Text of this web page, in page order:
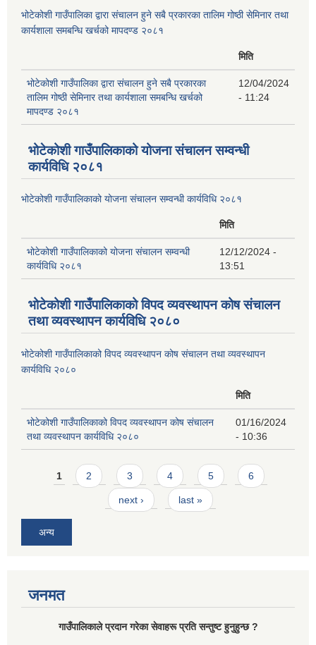
भोटेकोशी गाउँपालिका द्वारा संचालन हुने सबै प्रकारका तालिम गोष्ठी सेमिनार तथा
कार्यशाला समबन्धि खर्चको मापदण्ड २०८१
मिति
भोटेकोशी गाउँपालिका द्वारा संचालन हुने सबै प्रकारका
तालिम गोष्ठी सेमिनार तथा कार्यशाला समबन्धि खर्चको
मापदण्ड २०८१
12/04/2024
- 11:24
भोटेकोशी गाउँपालिकाको योजना संचालन सम्वन्धी
कार्यविधि २०८१
भोटेकोशी गाउँपालिकाको योजना संचालन सम्वन्धी कार्यविधि २०८१
मिति
भोटेकोशी गाउँपालिकाको योजना संचालन सम्वन्धी
कार्यविधि २०८१
12/12/2024 -
13:51
भोटेकोशी गाउँपालिकाको विपद व्यवस्थापन कोष संचालन
तथा व्यवस्थापन कार्यविधि २०८०
भोटेकोशी गाउँपालिकाको विपद व्यवस्थापन कोष संचालन तथा व्यवस्थापन
कार्यविधि २०८०
मिति
भोटेकोशी गाउँपालिकाको विपद व्यवस्थापन कोष संचालन
तथा व्यवस्थापन कार्यविधि २०८०
01/16/2024
- 10:36
Pages
1 2 3 4 5 6
next › last »
अन्य
जनमत
गाउँपालिकाले प्रदान गरेका सेवाहरू प्रति सन्तुष्ट हुनुहुन्छ ?